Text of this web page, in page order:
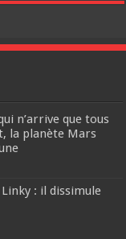
n’arrive que tous
la planète Mars
: il dissimule